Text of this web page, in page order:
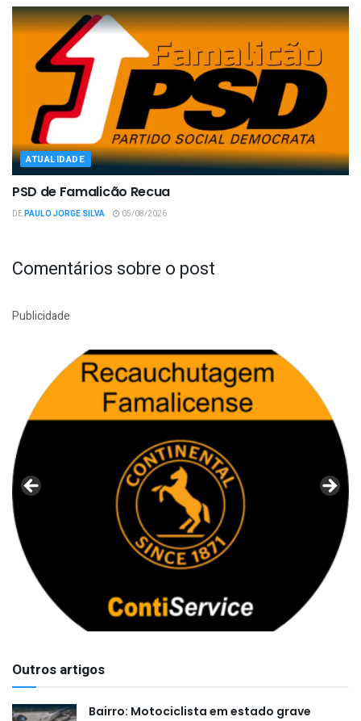
ATUALIDADE
PSD de Famalicão Recua
DEPAULO JORGE SILVA 05/08/2026
Comentários sobre o post
Publicidade
Outros artigos
Bairro: Motociclista em estado grave